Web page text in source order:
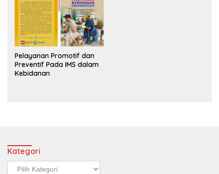
Pelayanan Promotif dan
Preventif Pada IMS dalam
Kebidanan
Kategori
Kategori